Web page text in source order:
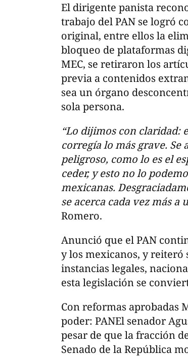
El dirigente panista
trabajo del PAN se logró
original, entre ellos la
bloqueo de plataformas
MEC, se retiraron los
previa a contenidos
sea un órgano
sola persona.
“Lo dijimos con claridad:
corregía lo más grave. Se
peligroso, como lo es el
ceder, y esto no lo
mexicanas.
se acerca cada vez más
Romero.
Anunció que el PAN
y los mexicanos, y reiteró
instancias legales,
esta legislación se
Con reformas aprobadas
poder: PANEl senador
pesar de que la fracción
Senado de la República